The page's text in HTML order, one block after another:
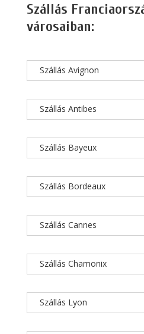
Szállás
városaiban:
Szállás Avignon
Szállás Antibes
Szállás Bayeux
Szállás Bordeaux
Szállás Cannes
Szállás Chamonix
Szállás Lyon